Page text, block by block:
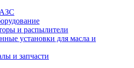
и распылители
установки для масла и
и запчасти